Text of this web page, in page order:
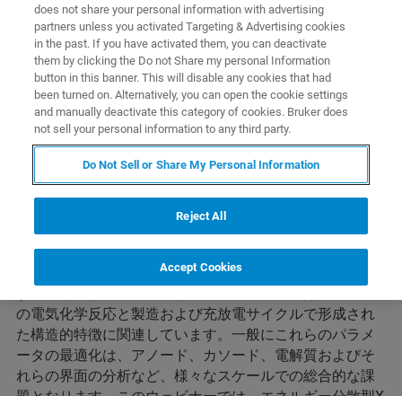
エネルギー分散分光法を用いた
バッテリー特性分析と最適化
バッテリーセルの化学的性質と製造プロセスの改良は
クリーンエネルギー経済の実現のために非常に重要で
の電気化学反応と製造および充放電サイクルで形成され
た構造的特徴に関連しています。一般にこれらのパラメ
ータの最適化は、アノード、カソード、電解質およびそ
れらの界面の分析など、様々なスケールでの総合的な課
does not share your personal information with advertising
partners unless you activated Targeting & Advertising cookies
in the past. If you have activated them, you can deactivate
them by clicking the Do not Share my personal Information
button in this banner. This will disable any cookies that had
been turned on. Alternatively, you can open the cookie settings
and manually deactivate this category of cookies. Bruker does
not sell your personal information to any third party.
Do Not Sell or Share My Personal Information
Reject All
Accept Cookies